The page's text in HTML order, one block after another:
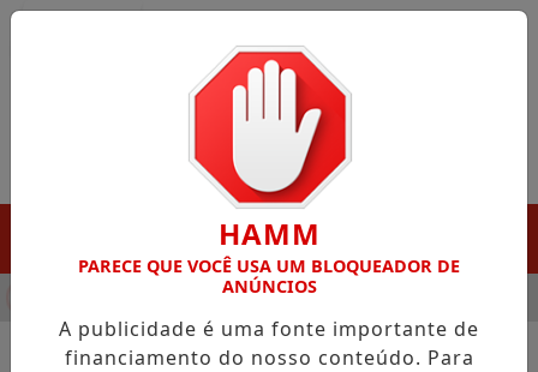
DESTAQUE EM PORTO GRANDE COM ATUAÇÃO VOLTADA
HAMM
PARECE QUE VOCÊ USA UM BLOQUEADOR DE
ANÚNCIOS
A publicidade é uma fonte importante de
financiamento do nosso conteúdo. Para